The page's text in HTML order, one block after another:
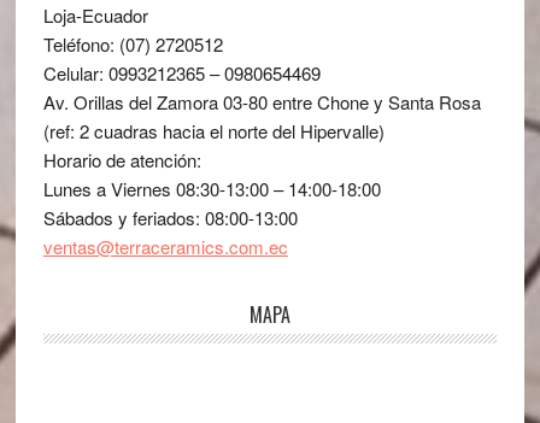
Loja-Ecuador
Teléfono: (07) 2720512
Celular: 0993212365 – 0980654469
Av. Orillas del Zamora 03-80 entre Chone y Santa Rosa
(ref: 2 cuadras hacia el norte del Hipervalle)
Horario de atención:
Lunes a Viernes 08:30-13:00 – 14:00-18:00
Sábados y feriados: 08:00-13:00
ventas@terraceramics.com.ec
MAPA